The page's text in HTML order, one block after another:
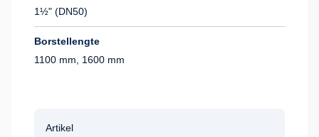
1½" (DN50)
Borstellengte
1100 mm, 1600 mm
Artikel